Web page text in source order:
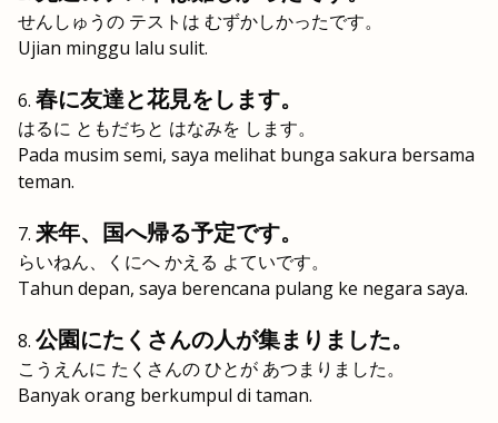
せんしゅうの テストは むずかしかったです。
Ujian minggu lalu sulit.
春に友達と花見をします。
はるに ともだちと はなみを します。
Pada musim semi, saya melihat bunga sakura bersama
teman.
来年、国へ帰る予定です。
らいねん、くにへ かえる よていです。
Tahun depan, saya berencana pulang ke negara saya.
公園にたくさんの人が集まりました。
こうえんに たくさんの ひとが あつまりました。
Banyak orang berkumpul di taman.